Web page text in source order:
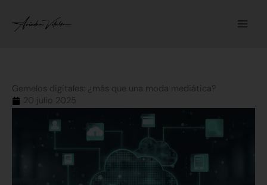
contenido
Gemelos digitales: ¿más que una moda mediática?
20 julio 2025